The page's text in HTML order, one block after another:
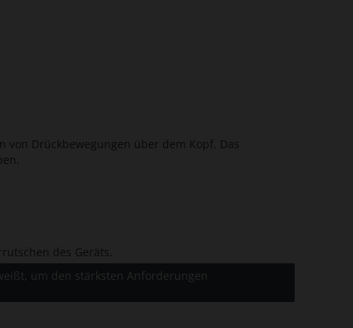
Drückbewegungen über dem Kopf. Das
des Geräts.
um den stärksten Anforderungen